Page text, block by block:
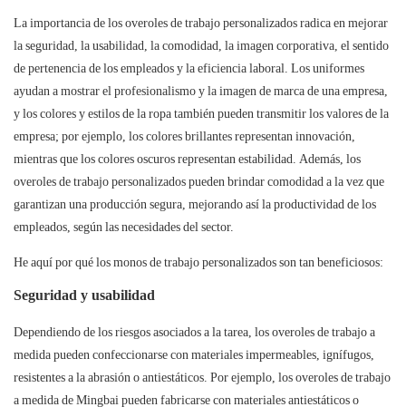
La importancia de los overoles de trabajo personalizados radica en mejorar
la seguridad, la usabilidad, la comodidad, la imagen corporativa, el sentido
de pertenencia de los empleados y la eficiencia laboral. Los uniformes
ayudan a mostrar el profesionalismo y la imagen de marca de una empresa,
y los colores y estilos de la ropa también pueden transmitir los valores de la
empresa; por ejemplo, los colores brillantes representan innovación,
mientras que los colores oscuros representan estabilidad. Además, los
overoles de trabajo personalizados pueden brindar comodidad a la vez que
garantizan una producción segura, mejorando así la productividad de los
empleados, según las necesidades del sector.
He aquí por qué los monos de trabajo personalizados son tan beneficiosos:
Seguridad y usabilidad
Dependiendo de los riesgos asociados a la tarea, los overoles de trabajo a
medida pueden confeccionarse con materiales impermeables, ignífugos,
resistentes a la abrasión o antiestáticos. Por ejemplo, los overoles de trabajo
a medida de Mingbai pueden fabricarse con materiales antiestáticos o